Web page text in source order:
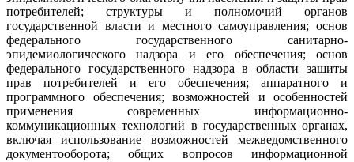
потребителей; структуры и полномочий органов
государственной власти и местного самоуправления; основ
федерального государственного санитарно-
эпидемиологического надзора и его обеспечения; основ
федерального государственного надзора в области защиты
прав потребителей и его обеспечения; аппаратного и
программного обеспечения; возможностей и особенностей
применения современных информационно-
коммуникационных технологий в государственных органах,
включая использование возможностей межведомственного
документооборота; общих вопросов информационной